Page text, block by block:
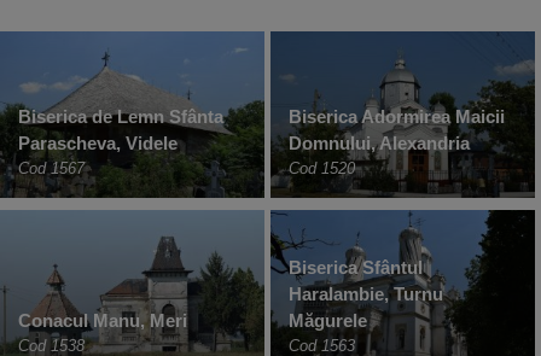
Biserica de Lemn Sfânta
Parascheva, Videle
Cod 1567
Biserica Adormirea Maicii
Domnului, Alexandria
Cod 1520
Conacul Manu, Meri
Cod 1538
Biserica Sfântul
Haralambie, Turnu
Măgurele
Cod 1563